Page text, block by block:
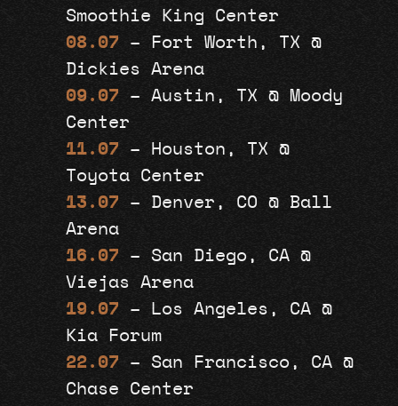
Smoothie King Center
08.07 – Fort Worth, TX @
Dickies Arena
09.07 – Austin, TX @ Moody
Center
11.07 – Houston, TX @
Toyota Center
13.07 – Denver, CO @ Ball
Arena
16.07 – San Diego, CA @
Viejas Arena
19.07 – Los Angeles, CA @
Kia Forum
22.07 – San Francisco, CA @
Chase Center